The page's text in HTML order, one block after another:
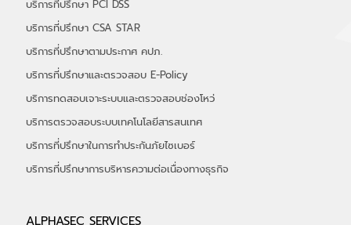
บริการที่ปรึกษา Data Governance
บริการที่ปรึกษา ISO 27701
บริการที่ปรึกษา ISO 27001
บริการที่ปรึกษา PCI DSS
บริการที่ปรึกษา CSA STAR
บริการที่ปรึกษาตามประกาศ คปภ.
บริการที่ปรึกษาและตรวจสอบ E-Policy
บริการทดสอบเจาะระบบและตรวจสอบช่องโหว่
บริการที่ปรึกษาในการทำประกันภัยไซเบอร์